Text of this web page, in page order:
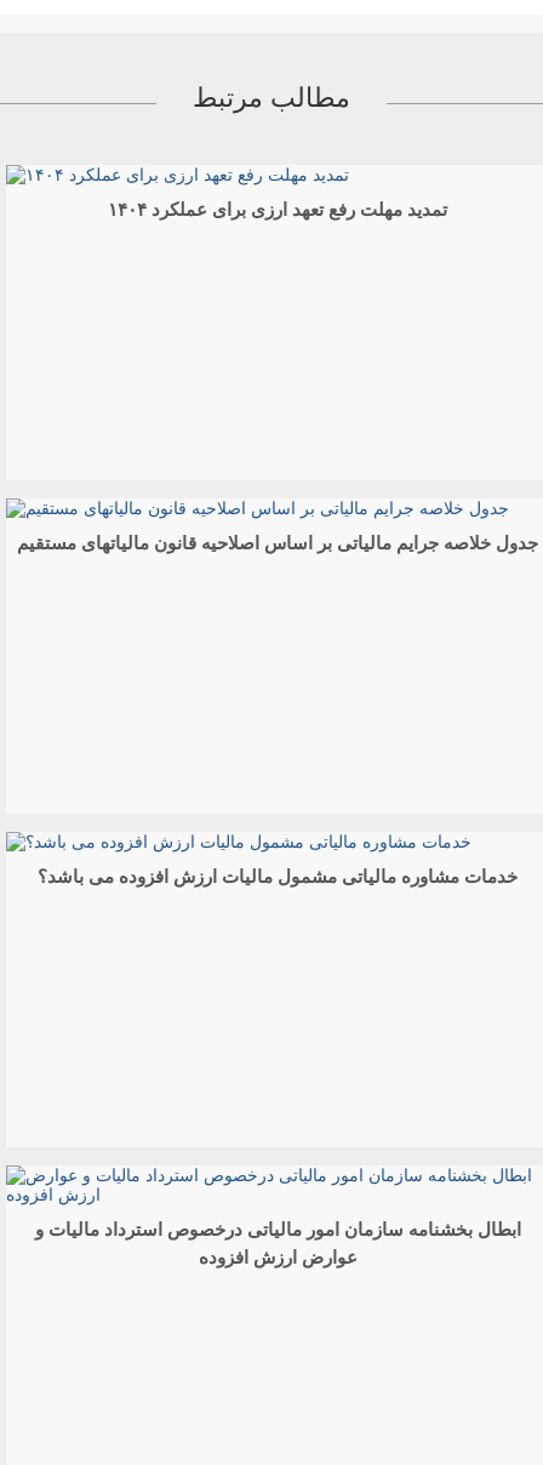
مطالب مرتبط
تمدید مهلت رفع تعهد ارزی برای عملکرد ۱۴۰۴
جدول خلاصه جرایم مالیاتی بر اساس اصلاحیه قانون مالیاتهای مستقیم
خدمات مشاوره مالیاتی مشمول مالیات ارزش افزوده می باشد؟
ابطال بخشنامه سازمان امور مالیاتی درخصوص استرداد مالیات و
عوارض ارزش افزوده